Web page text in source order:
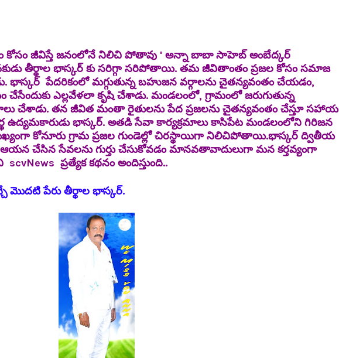
కోసం జీవిస్తే జనంలోనే నిలిచి పోతావు ' అన్నా బాబా సాహెబ్ అంబేద్కర్
తీర్థాల భాస్కర్ కు సరిగ్గా సరిపోతాయి. తమ జీవితాంతం ప్రజల కోసం సమాజ
భాస్కర్ పేదరికంలో మగ్గుతున్న బహుజన వర్గాలను చైతన్యవంతం చేయడం,
ఎల్లవేళలా కృషి చేశాడు. మండలంలో, గ్రామంలో జరుగుతున్న
చేశాడు. తన జీవిత మంతా రైతులను పేద ప్రజలను చైతన్యవంతం చేస్తూ సహాయ
ఉద్యమకారుడు భాస్కర్. అతడి సేవా కార్యక్రమాలు కాసిపేట మండలంలోని గిరిజన
కోనూరు గ్రామ ప్రజల గుండెల్లో చిరస్థాయిగా నిలిచిపోతాయి.భాస్కర్ ద్వితీయ
ఆయన చేసిన సేవలను గుర్తు చేసుకోవడం మానవతావాదులుగా మన కర్తవ్యంగా
ప్రత్యేక కథనం అందిస్తుంది..
మొదటి పేరు తీర్థాల భాస్కర్.